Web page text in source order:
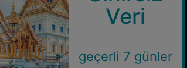
Veri
geçerli 7 günler